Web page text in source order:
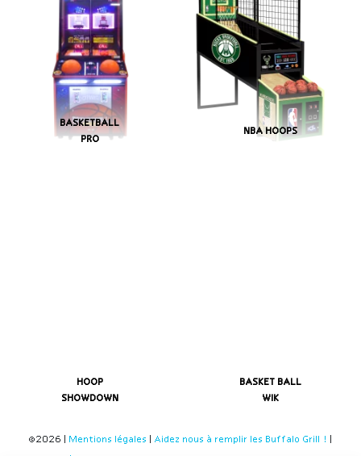
BASKETBALL
PRO
NBA HOOPS
HOOP
SHOWDOWN
BASKET BALL
WIK
©2026 | Mentions légales Aidez nous à remplir les Buffalo Grill !